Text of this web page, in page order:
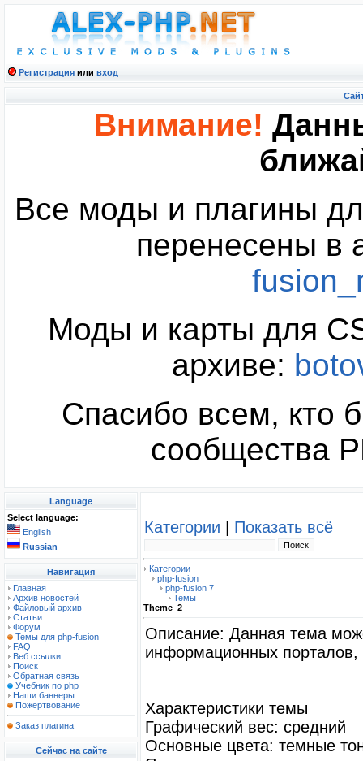
Регистрация или вход
Внимание!
Все моды и плагины
перенесены в
Моды и карты для
архиве:
Спасибо всем, кто
сообщества
Language
Select language:
English
Russian
Навигация
Главная
Архив новостей
Файловый архив
Статьи
Форум
Темы для php-fusion
FAQ
Веб ссылки
Поиск
Обратная связь
Учебник по php
Наши баннеры
Пожертвование
Заказ плагина
Сейчас на сайте
Категории Показать всё
Категории
php-fusion
php-fusion 7
Темы
Theme_2
Описание: Данная тема
информационных
Характеристики темы
Графический вес: средний
Основные цвета: темные